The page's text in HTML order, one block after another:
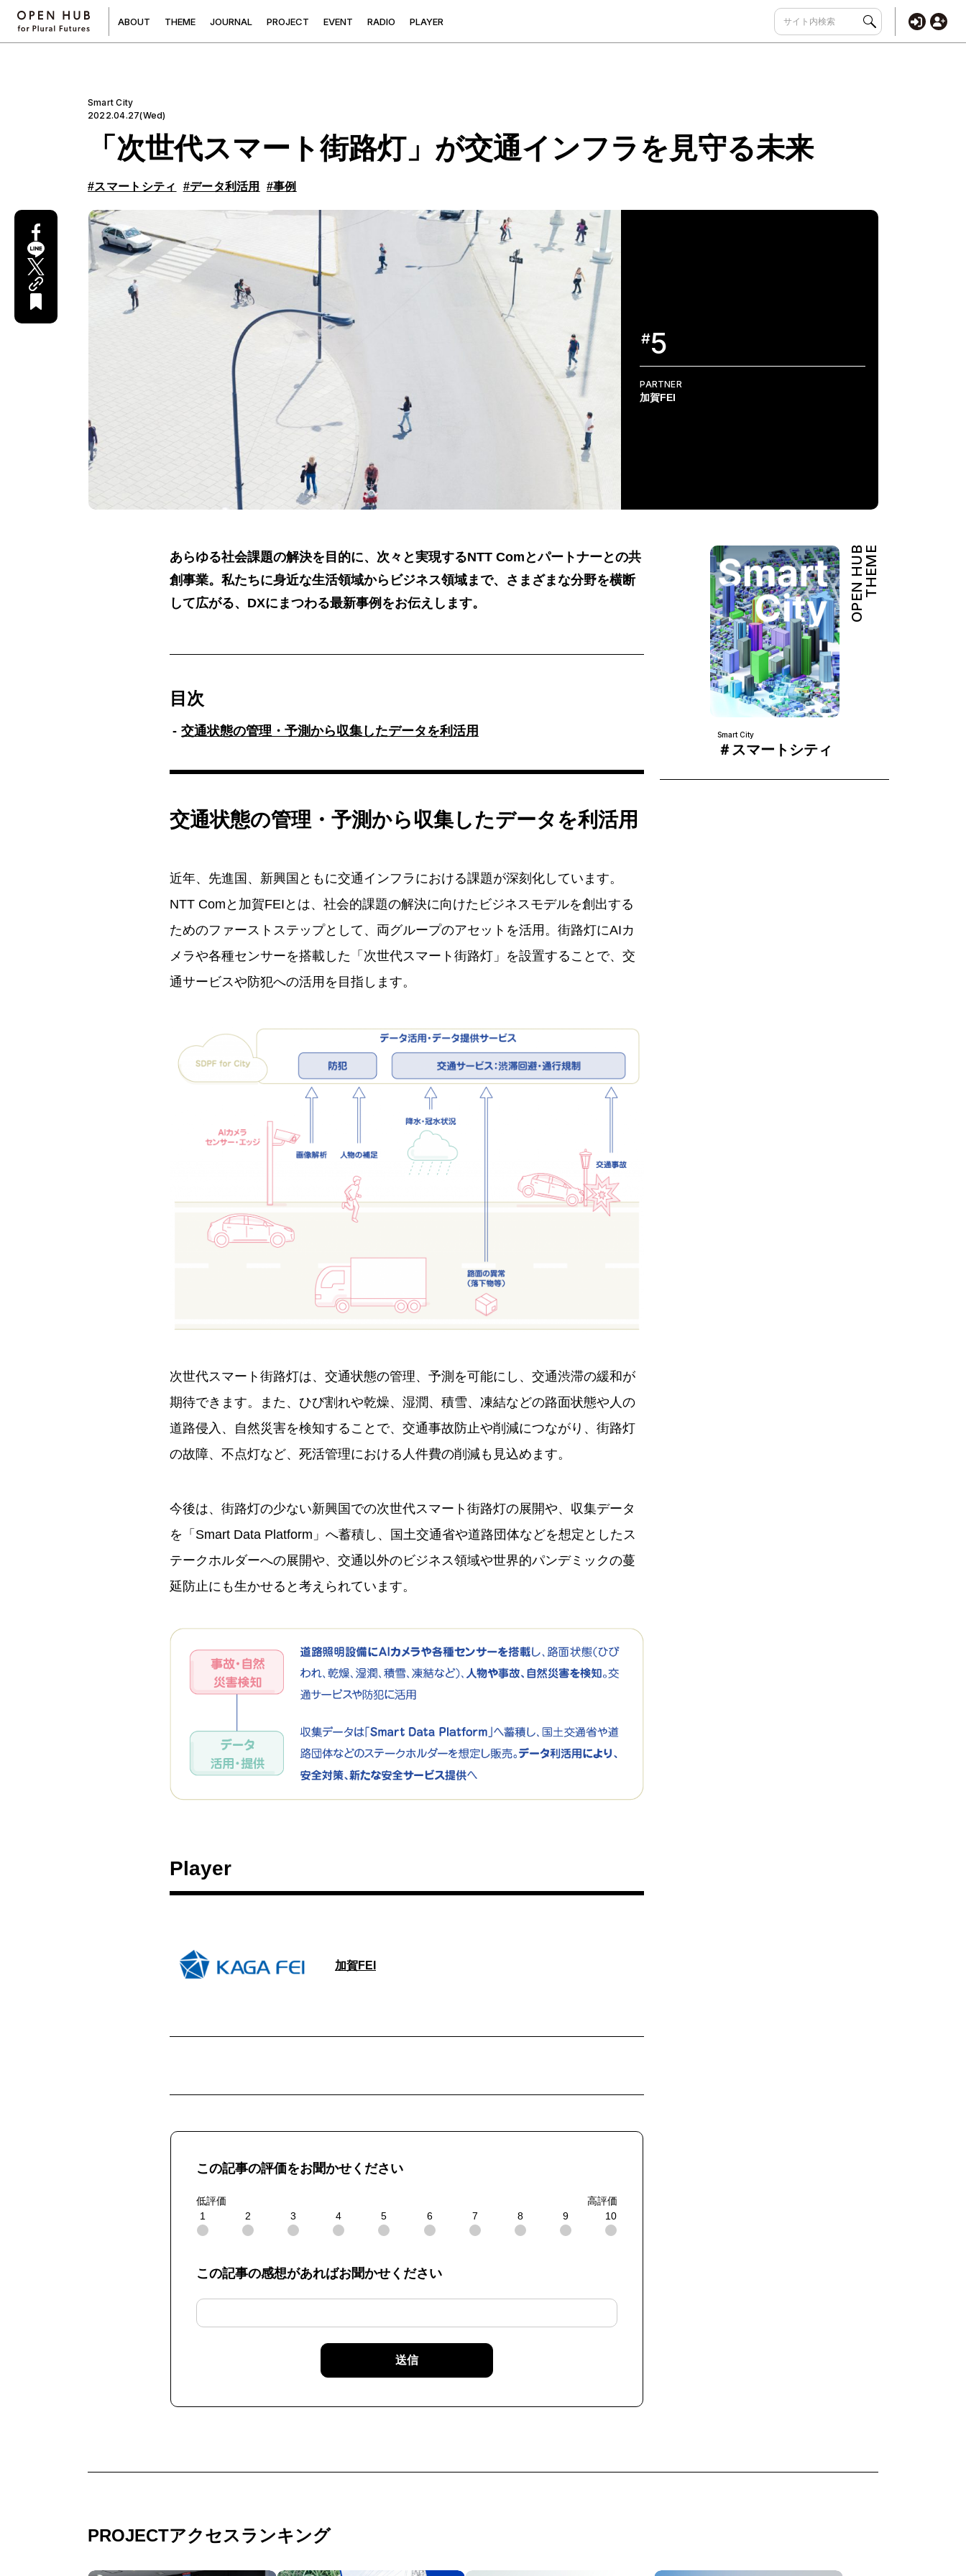
ABOUT THEME JOURNAL PROJECT EVENT RADIO PLAYER
Smart City
2022.04.27(Wed)
「次世代スマート街路灯」が交通インフラを見守る未来
#スマートシティ #データ利活用 #事例
#5
PARTNER
加賀FEI
あらゆる社会課題の解決を目的に、次々と実現するNTT Comとパートナーとの共
創事業。私たちに身近な生活領域からビジネス領域まで、さまざまな分野を横断
して広がる、DXにまつわる最新事例をお伝えします。
目次
交通状態の管理・予測から収集したデータを利活用
交通状態の管理・予測から収集したデータを利活用
近年、先進国、新興国ともに交通インフラにおける課題が深刻化しています。
NTT Comと加賀FEIとは、社会的課題の解決に向けたビジネスモデルを創出する
ためのファーストステップとして、両グループのアセットを活用。街路灯にAIカ
メラや各種センサーを搭載した「次世代スマート街路灯」を設置することで、交
通サービスや防犯への活⽤を目指します。
次世代スマート街路灯は、交通状態の管理、予測を可能にし、交通渋滞の緩和が
期待できます。また、ひび割れや乾燥、湿潤、積雪、凍結などの路面状態や⼈の
道路侵⼊、⾃然災害を検知することで、交通事故防止や削減につながり、街路灯
の故障、不点灯など、死活管理における⼈件費の削減も見込めます。
今後は、街路灯の少ない新興国での次世代スマート街路灯の展開や、収集データ
を「Smart Data Platform」へ蓄積し、国土交通省や道路団体などを想定としたス
テークホルダーへの展開や、交通以外のビジネス領域や世界的パンデミックの蔓
延防止にも生かせると考えられています。
Player
加賀FEI
この記事の評価をお聞かせください
低評価
高評価
1
2 3 4 5 6 7 8 9 10
この記事の感想があればお聞かせください
送信
OPEN HUBTHEME
Smart City
＃スマートシティ
PROJECTアクセスランキング